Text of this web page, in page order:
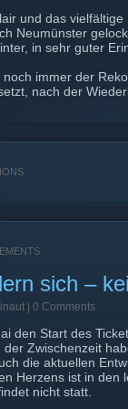
und das
Neumünster
in sehr guter
noch immer der
nach der
sich –
| 0 Comments
den Start des
der Zwischenzeit
die aktuellen
Herzens ist in den
nicht statt.